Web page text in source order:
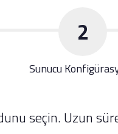
2
Sunucu
seçin. Uzun